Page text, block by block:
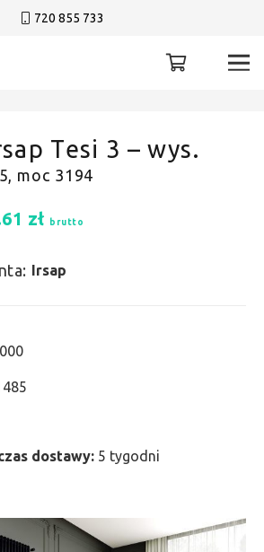
720 855 733
Tesi 3 – wys.
moc 3194
zł brutto
Irsap
dostawy: 5 tygodni